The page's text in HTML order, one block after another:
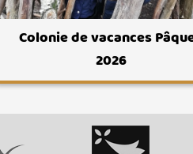
Colonie de vacances
2026